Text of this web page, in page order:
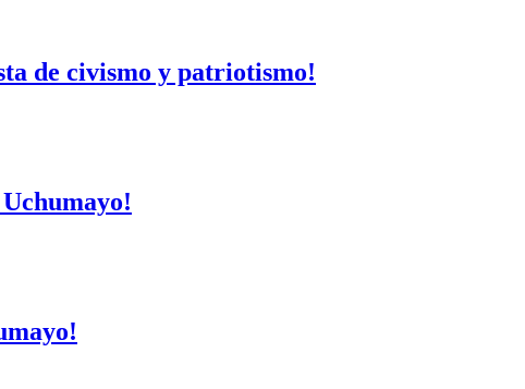
de civismo y patriotismo!